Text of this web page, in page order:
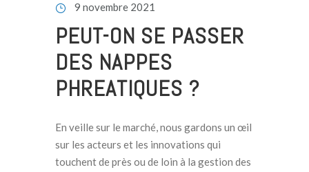
9 novembre 2021
PEUT-ON SE PASSER
DES NAPPES
PHREATIQUES ?
En veille sur le marché, nous gardons un œil
sur les acteurs et les innovations qui
touchent de près ou de loin à la gestion des